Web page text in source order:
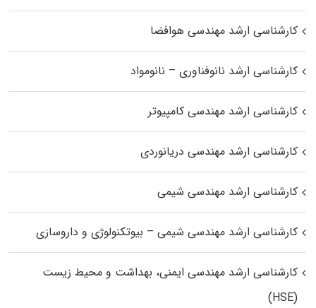
کارشناسی ارشد مهندسی هوافضا
کارشناسی ارشد نانوفناوری – نانومواد
کارشناسی ارشد مهندسی کامپیوتر
کارشناسی ارشد مهندسی دریانوردی
کارشناسی ارشد مهندسی شیمی
کارشناسی ارشد مهندسی شیمی – بیوتکنولوژی و داروسازی
کارشناسی ارشد مهندسی ایمنی، بهداشت و محیط زیست
(HSE)